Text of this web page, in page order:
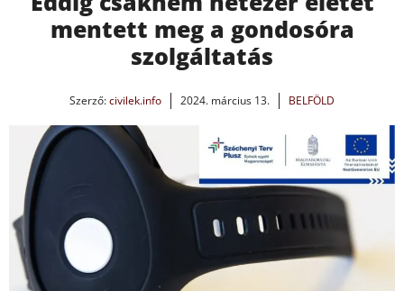
mentett meg a gondosóra
szolgáltatás
Szerző:civilek.info 2024. március 13. BELFÖLD